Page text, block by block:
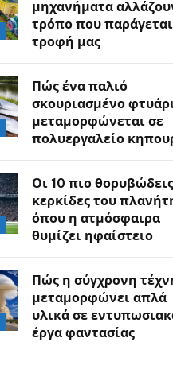
μηχανήματα
τρόπο που
τροφή μας
Πώς ένα παλιό
σκουριασμένο
μεταμορφώνεται σε
πολυεργαλείο
Οι 10 πιο θορυβώδεις
κερκίδες του
όπου η ατμόσφαιρα
θυμίζει ηφαίστειο
Πώς η σύγχρονη
μεταμορφώνει απλά
υλικά σε
έργα φαντασίας